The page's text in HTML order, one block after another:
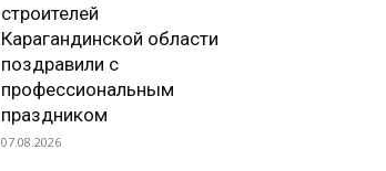
строителей
Карагандинской области
поздравили с
профессиональным
праздником
07.08.2026